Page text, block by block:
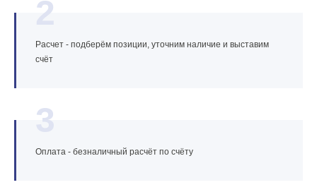
2
Расчет - подберём позиции, уточним наличие и выставим
счёт
3
Оплата - безналичный расчёт по счёту